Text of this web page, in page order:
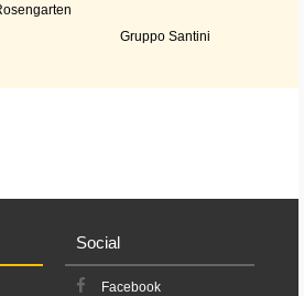
Gruppo Santini
Social
Facebook